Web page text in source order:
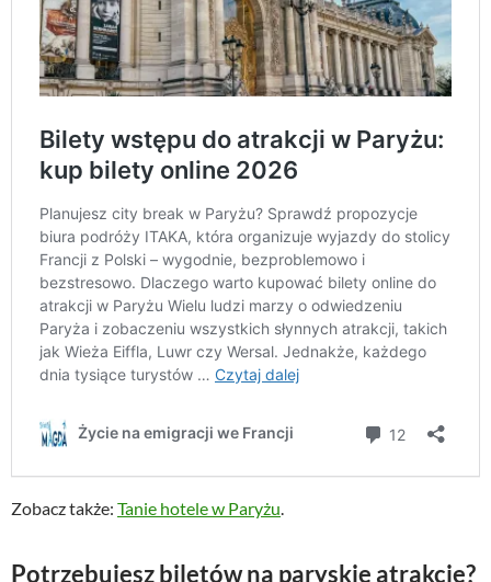
Zobacz także: Tanie hotele w Paryżu
Potrzebujesz biletów na paryskie atrakcje?